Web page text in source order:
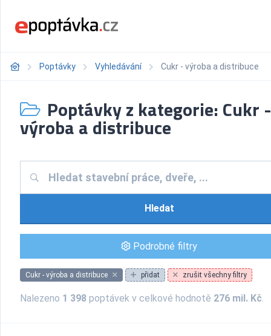
Poptávky Vyhledávání Cukr - výroba a distribuce
Poptávky z kategorie: Cukr -
výroba a distribuce
Hledat
Podrobné filtry
Cukr - výroba a distribuce přidat zrušit všechny filtry
Nalezeno 1 398 poptávek v celkové hodnotě 276 mil. Kč.